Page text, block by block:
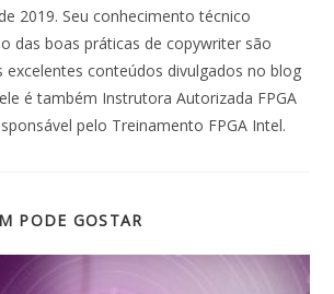
2019. Seu conhecimento técnico
das boas práticas de copywriter são
excelentes conteúdos divulgados no blog
é também Instrutora Autorizada FPGA
pelo Treinamento FPGA Intel.
PODE GOSTAR